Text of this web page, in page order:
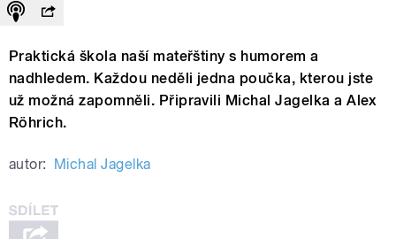
Praktická škola naší mateřštiny s humorem a
nadhledem. Každou neděli jedna poučka, kterou jste
už možná zapomněli. Připravili Michal Jagelka a Alex
Röhrich.
autor: Michal Jagelka